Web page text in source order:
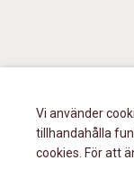
Vi använder
tillhandahålla
cookies. För att